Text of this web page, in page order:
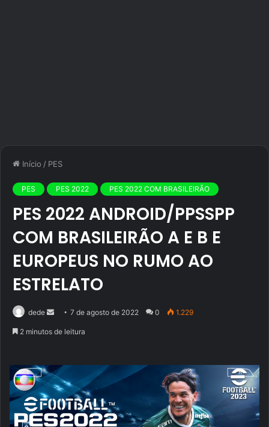
Início / PES
PES PES 2022 PES 2022 COM BRASILEIRÃO
PES 2022 ANDROID/PPSSPP
COM BRASILEIRÃO A E B E
EUROPEUS NO RUMO AO
ESTRELATO
dede
Mande7 de agosto de 2022 0 1.229
2 minutos de leitura